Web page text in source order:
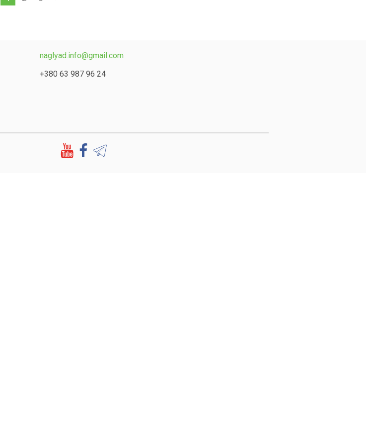
naglyad.info@gmail.com
+380 63 987 96 24